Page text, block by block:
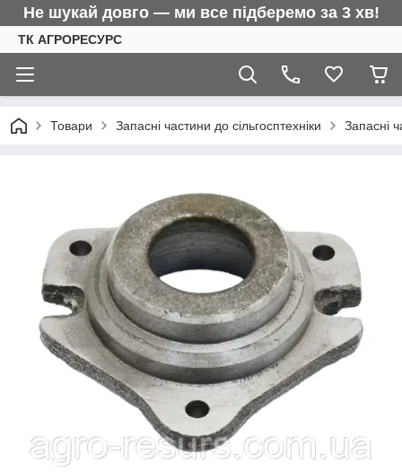
Не шукай довго — ми все підберемо за 3 хв!
ТК АГРОРЕСУРС
Товари Запасні частини до сільгосптехніки Запасні